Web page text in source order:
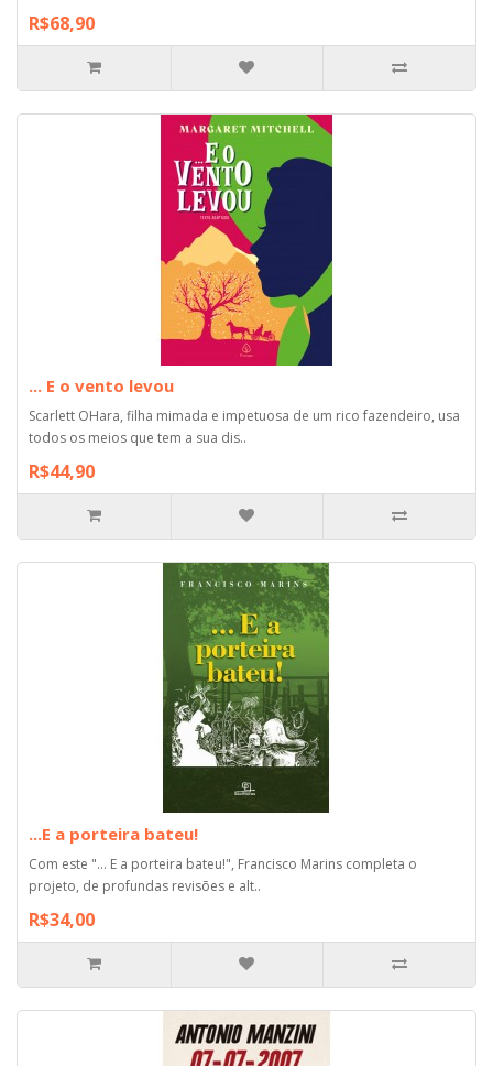
R$68,90
... E o vento levou
Scarlett OHara, filha mimada e impetuosa de um rico fazendeiro, usa
todos os meios que tem a sua dis..
R$44,90
...E a porteira bateu!
Com este "... E a porteira bateu!", Francisco Marins completa o
projeto, de profundas revisões e alt..
R$34,00